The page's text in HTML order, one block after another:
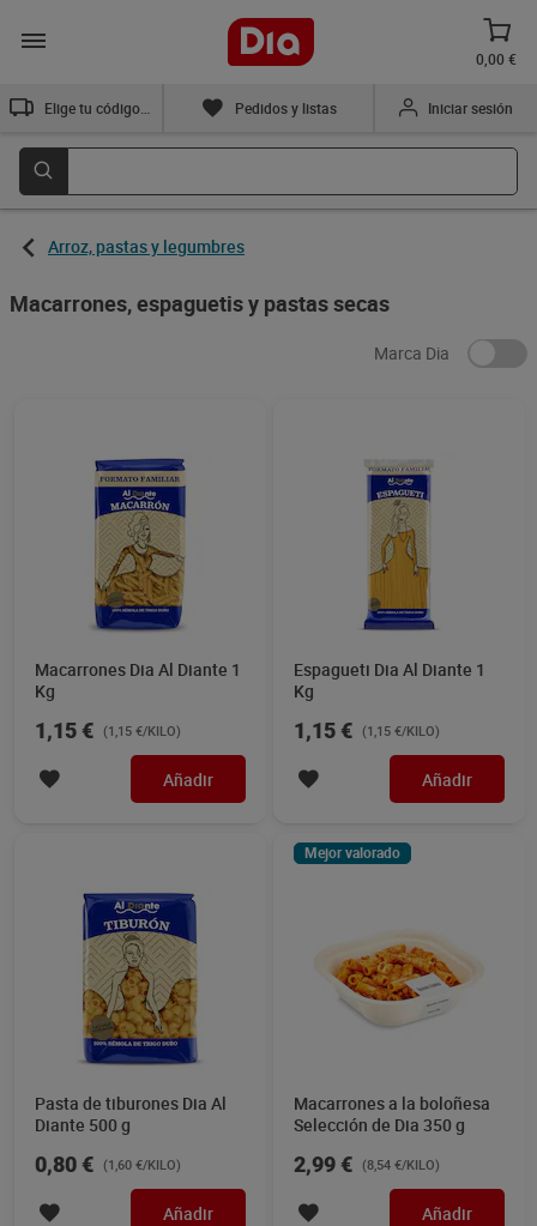
0,00 €
Pedidos y listas Iniciar sesión
Arroz, pastas y legumbres
Macarrones, espaguetis y pastas secas
Marca Dia
Macarrones Dia Al Diante 1
Kg
1,15 € (1,15 €/KILO)
Añadir
Espagueti Dia Al Diante 1
Kg
1,15 € (1,15 €/KILO)
Añadir
Pasta de tiburones Dia Al
Diante 500 g
0,80 € (1,60 €/KILO)
Añadir
Mejor valorado
Macarrones a la boloñesa
Selección de Dia 350 g
2,99 € (8,54 €/KILO)
Añadir